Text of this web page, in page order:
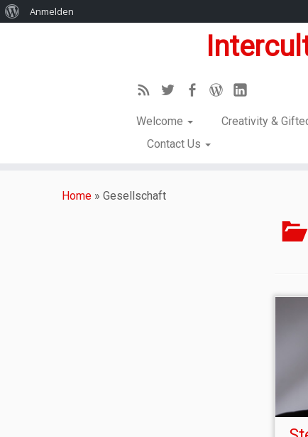
Welcome Creativity &
Contact Us
Home » Gesellschaft
Anmelden